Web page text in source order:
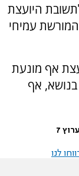
היועצת
עמיחי
אף מונעת
אף
7
לנו